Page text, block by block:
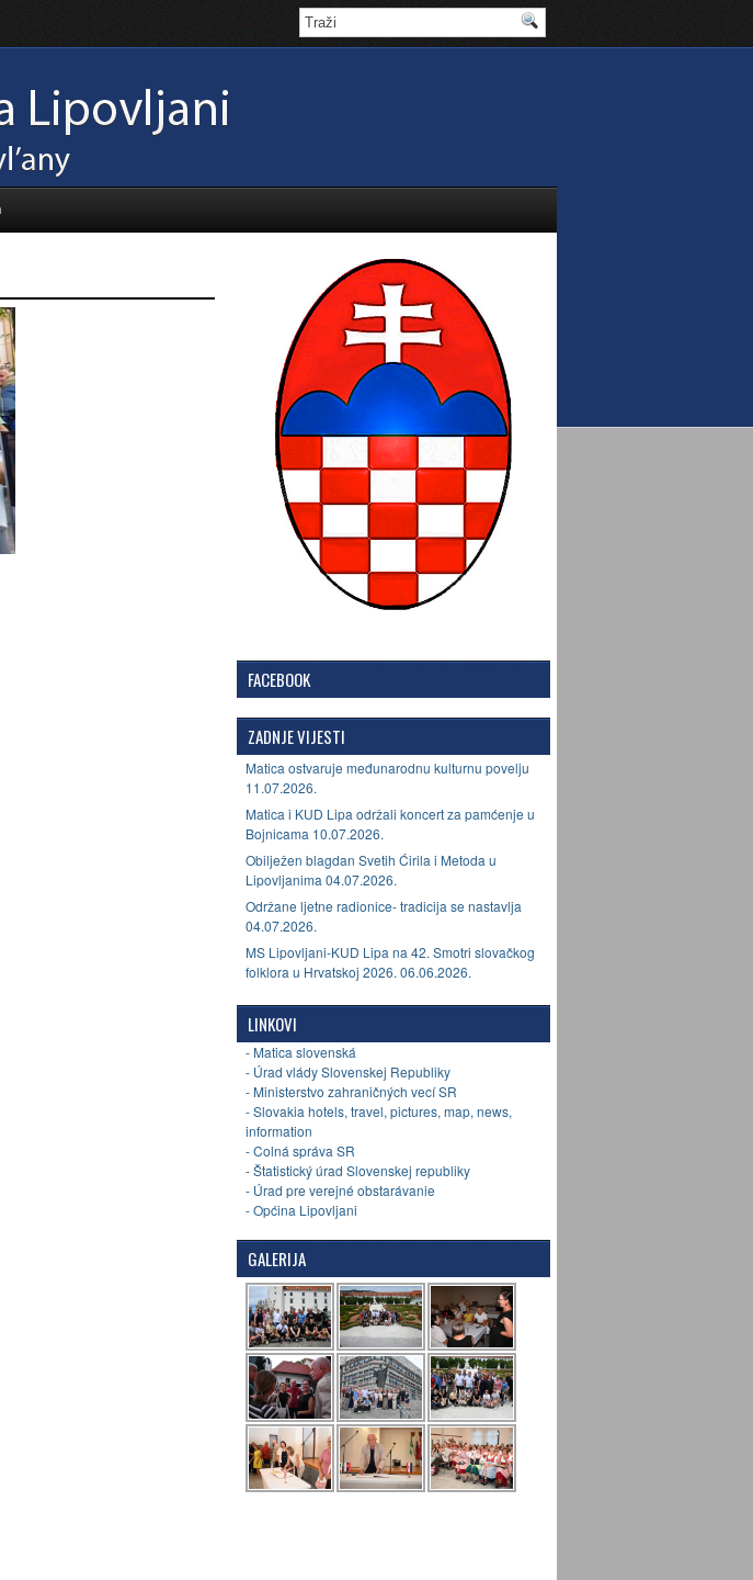
FACEBOOK
ZADNJE VIJESTI
Matica ostvaruje međunarodnu kulturnu povelju
11.07.2026.
Matica i KUD Lipa održali koncert za pamćenje u
Bojnicama 10.07.2026.
Obilježen blagdan Svetih Ćirila i Metoda u
Lipovljanima 04.07.2026.
Održane ljetne radionice- tradicija se nastavlja
04.07.2026.
MS Lipovljani-KUD Lipa na 42. Smotri slovačkog
folklora u Hrvatskoj 2026. 06.06.2026.
LINKOVI
- Matica slovenská
- Úrad vlády Slovenskej Republiky
- Ministerstvo zahraničných vecí SR
- Slovakia hotels, travel, pictures, map, news,
information
- Colná správa SR
- Štatistický úrad Slovenskej republiky
- Úrad pre verejné obstarávanie
- Općina Lipovljani
GALERIJA